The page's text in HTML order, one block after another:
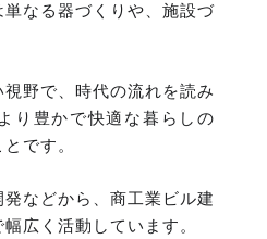
なる器づくりや、施設づ
野で、時代の流れを読み
り豊かで快適な暮らしの
です。
などから、商工業ビル建
広く活動しています。